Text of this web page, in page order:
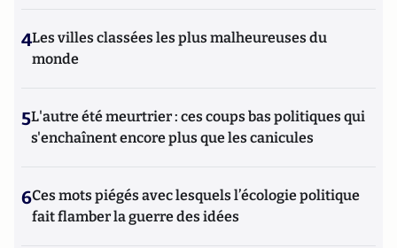
4Les villes classées les plus malheureuses du
monde
5L'autre été meurtrier : ces coups bas politiques qui
s'enchaînent encore plus que les canicules
6Ces mots piégés avec lesquels l’écologie politique
fait flamber la guerre des idées